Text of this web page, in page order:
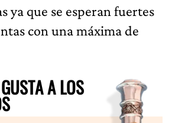
ya que se esperan fuertes
con una máxima de
A LOS